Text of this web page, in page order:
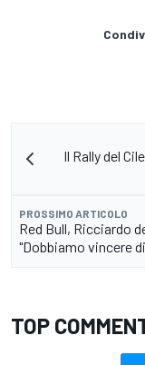
Il Rally del
PROSSIMO ARTICOLO
Red Bull, Ricciardo
"Dobbiamo vincere
TOP